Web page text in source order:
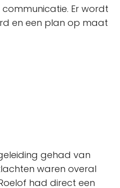
communicatie. Er wordt
en een plan op maat
gehad van
waren overal
had direct een